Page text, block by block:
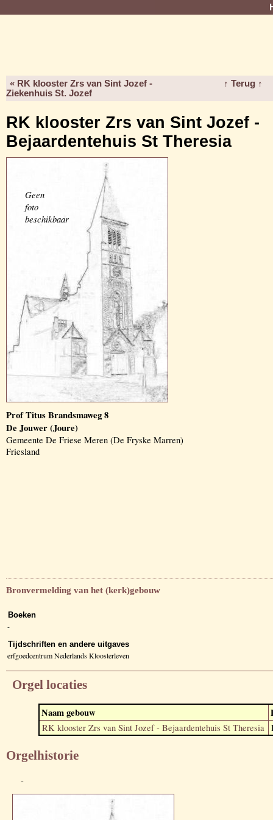
« RK klooster Zrs van Sint Jozef -
Ziekenhuis St. Jozef
↑ Terug ↑
RK klooster Zrs van Sint Jozef -
Bejaardentehuis St Theresia
Geen
foto
beschikbaar
Prof Titus Brandsmaweg 8
De Jouwer (Joure)
Gemeente De Friese Meren (De Fryske Marren)
Friesland
Bronvermelding van het (kerk)gebouw
Boeken
-
Tijdschriften en andere uitgaves
erfgoedcentrum Nederlands Kloosterleven
Orgel locaties
Naam gebouw
RK klooster Zrs van Sint Jozef - Bejaardentehuis St Theresia
Orgelhistorie
-